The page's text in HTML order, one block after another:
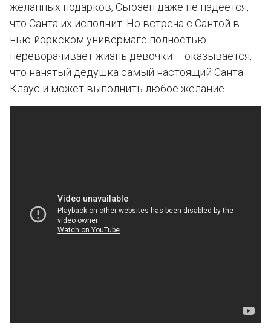
желанных подарков, Сьюзен даже не надеется,
что Санта их исполнит. Но встреча с Сантой в
нью-йоркском универмаге полностью
переворачивает жизнь девочки – оказывается,
что нанятый дедушка самый настоящий Санта
Клаус и может выполнить любое желание.